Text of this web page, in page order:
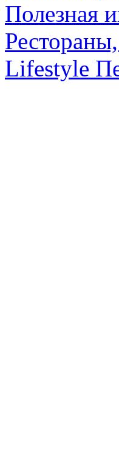
Полезная
Lifestyle